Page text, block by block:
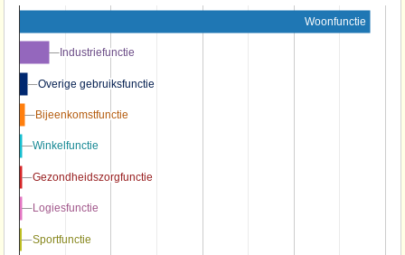
Woonfunctie
Industriefunctie
Industriefunctie
Overige gebruiksfunctie
Overige gebruiksfunctie
Bijeenkomstfunctie
Bijeenkomstfunctie
Winkelfunctie
Winkelfunctie
Gezondheidszorgfunctie
Gezondheidszorgfunctie
Logiesfunctie
Logiesfunctie
Sportfunctie
Sportfunctie